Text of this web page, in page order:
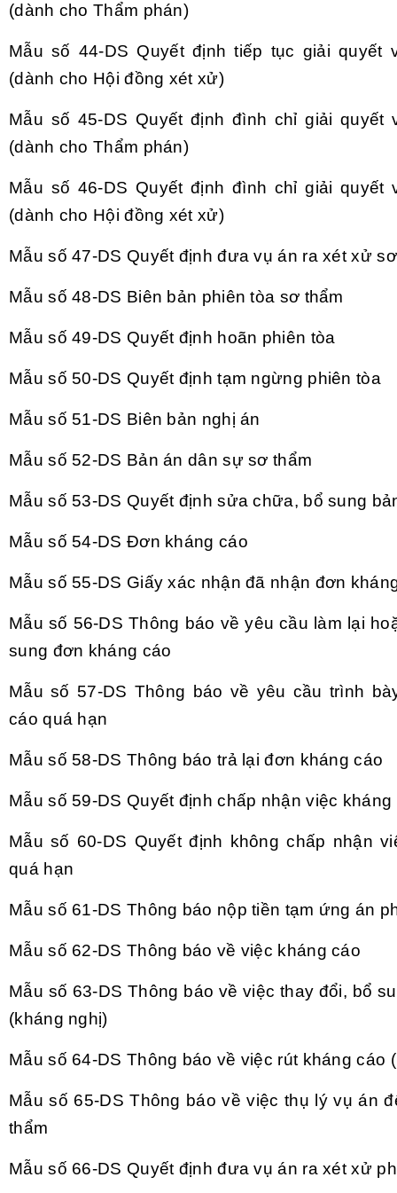
(dành cho Thẩm phán)
Mẫu số 44-DS Quyết định tiếp tục giải quyết
(dành cho Hội đồng xét xử)
Mẫu số 45-DS Quyết định đình chỉ giải quyết
(dành cho Thẩm phán)
Mẫu số 46-DS Quyết định đình chỉ giải quyết
(dành cho Hội đồng xét xử)
Mẫu số 47-DS Quyết định đưa vụán ra xét xử
Mẫu số 48-DS Biên bản phiên tòa sơ thẩm
Mẫu số 49-DS Quyết định hoãn phiên tòa
Mẫu số 50-DS Quyết định tạm ngừng phiên tòa
Mẫu số 51-DS Biên bản nghịán
Mẫu số 52-DS Bảnán dân sự sơ thẩm
Mẫu số 53-DS Quyết định sửa chữa, bổ sung
Mẫu số 54-DS Đơn kháng cáo
Mẫu số 55-DS Giấy xác nhận đã nhận đơn kh
Mẫu số 56-DS Thông báo về yêu cầu làm lại
sung đơn kháng cáo
Mẫu số 57-DS Thông báo về yêu cầu trình
cáo quá hạn
Mẫu số 58-DS Thông báo trả lại đơn kháng cáo
Mẫu số 59-DS Quyết định chấp nhận việc kháng
Mẫu số 60-DS Quyết định không chấp nhận
quá hạn
Mẫu số 61-DS Thông báo nộp tiền tạm ứngán
Mẫu số 62-DS Thông báo về việc kháng cáo
Mẫu số 63-DS Thông báo về việc thay đổi, bổ
(kháng nghị)
Mẫu số 64-DS Thông báo về việc rút kháng cáo
Mẫu số 65-DS Thông báo về việc thụ l ý vụán đ
thẩm
Mẫu số 66-DS Quyết định đưa vụán ra xét xử ph